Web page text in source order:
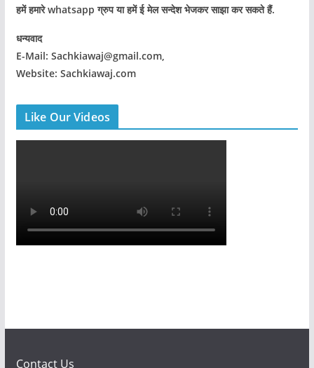
हमें हमारे whatsapp ग्रुप या हमें ई मेल सन्देश भेजकर साझा कर सकते हैं.
धन्यवाद
E-Mail: Sachkiawaj@gmail.com,
Website: Sachkiawaj.com
Like Our Videos
Contact Us